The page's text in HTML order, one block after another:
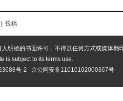
投稿
人明确的书面许可，不得以任何方式或媒体翻
is subject to its terms use.
号-2
京公网安备11010102000367号